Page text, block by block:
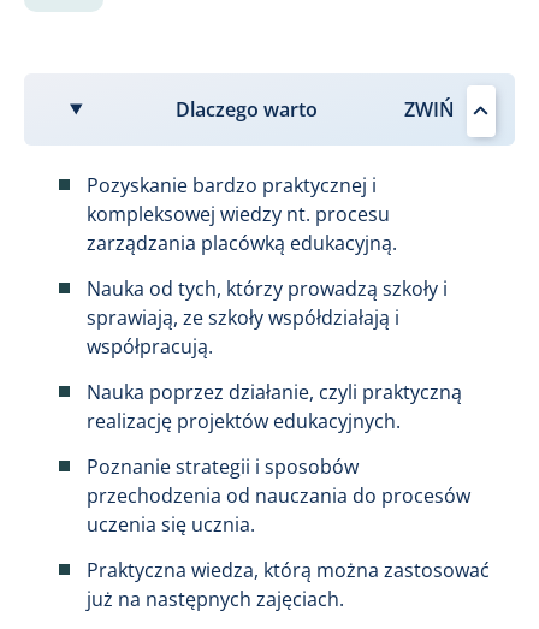
Dlaczego warto
Pozyskanie bardzo praktycznej i
kompleksowej wiedzy nt. procesu
zarządzania placówką edukacyjną.
Nauka od tych, którzy prowadzą szkoły i
sprawiają, ze szkoły współdziałają i
współpracują.
Nauka poprzez działanie, czyli praktyczną
realizację projektów edukacyjnych.
Poznanie strategii i sposobów
przechodzenia od nauczania do procesów
uczenia się ucznia.
Praktyczna wiedza, którą można zastosować
już na następnych zajęciach.